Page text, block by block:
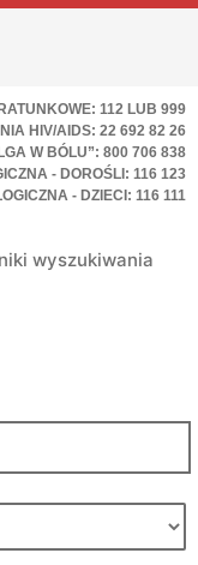
112 LUB 999
HIV/AIDS: 22 692 82 26
W BÓLU”: 800 706 838
- DOROŚLI: 116 123
- DZIECI: 116 111
wyszukiwania